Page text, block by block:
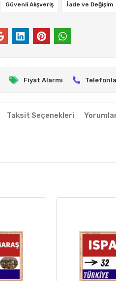
Güvenli Alışveriş İade ve Değişim
Fiyat Alarmı
Taksit Seçenekleri